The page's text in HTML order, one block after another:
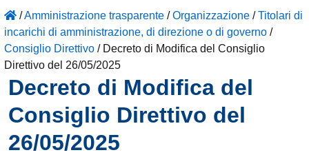
/Amministrazione trasparente /Organizzazione /Titolari di
incarichi di amministrazione, di direzione o di governo /
Consiglio Direttivo / Decreto di Modifica del Consiglio
Direttivo del 26/05/2025
Decreto di Modifica del
Consiglio Direttivo del
26/05/2025